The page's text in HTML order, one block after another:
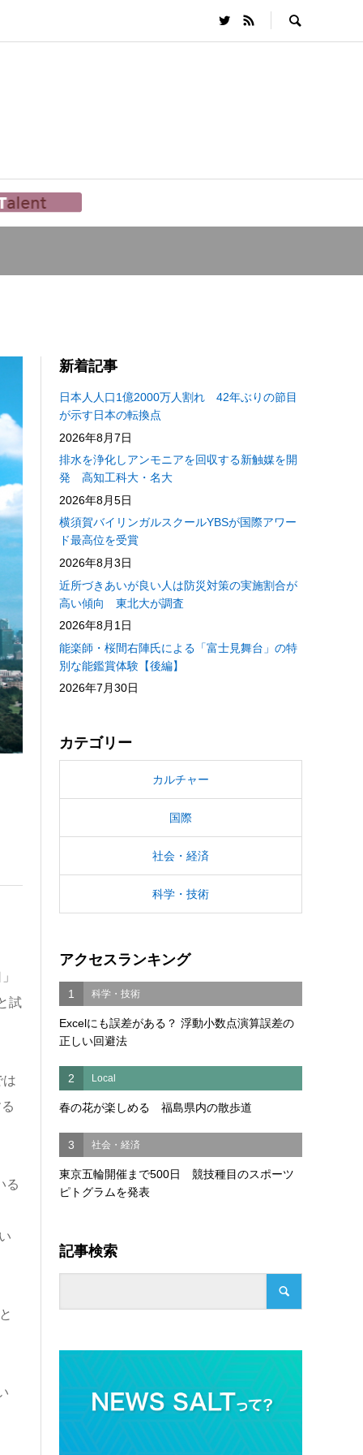
試
は
る
新着記事
日本人人口1億2000万人割れ 42年ぶりの節目
が示す日本の転換点
2026年8月7日
排水を浄化しアンモニアを回収する新触媒を開
発 高知工科大・名大
2026年8月5日
横須賀バイリンガルスクールYBSが国際アワー
ド最高位を受賞
2026年8月3日
近所づきあいが良い人は防災対策の実施割合が
高い傾向 東北大が調査
2026年8月1日
能楽師・桜間右陣氏による「富士見舞台」の特
別な能鑑賞体験【後編】
2026年7月30日
カテゴリー
カルチャー
国際
社会・経済
科学・技術
アクセスランキング
1 科学・技術
Excelにも誤差がある？ 浮動小数点演算誤差の
正しい回避法
2 Local
春の花が楽しめる 福島県内の散歩道
3 社会・経済
東京五輪開催まで500日 競技種目のスポーツ
ピトグラムを発表
記事検索